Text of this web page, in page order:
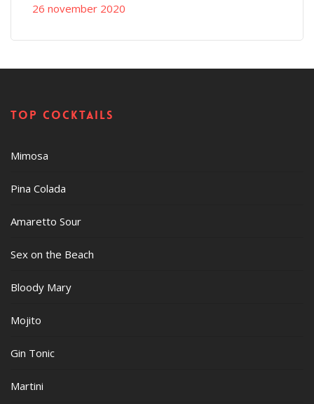
26 november 2020
Top cocktails
Mimosa
Pina Colada
Amaretto Sour
Sex on the Beach
Bloody Mary
Mojito
Gin Tonic
Martini